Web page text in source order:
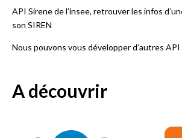
de
l'insee,
retrouver
d'une
société
API Sirene de l’insee, retrouver les infos
son SIREN
Nous pouvons vous développer d’autres API
A découvrir